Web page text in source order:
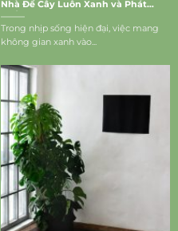
Nhà Để Cây Luôn Xanh và Phát
Triển Tốt
Trong nhịp sống hiện đại, việc mang
không gian xanh vào...